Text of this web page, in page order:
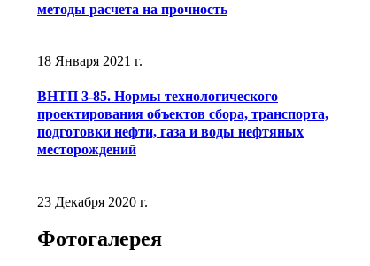
методы расчета на прочность
18 Января 2021 г.
ВНТП 3-85. Нормы технологического
проектирования объектов сбора, транспорта,
подготовки нефти, газа и воды нефтяных
месторождений
23 Декабря 2020 г.
Фотогалерея